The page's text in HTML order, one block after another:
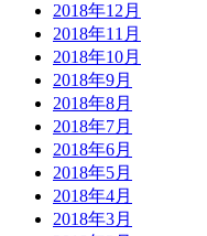
2018年12月
2018年11月
2018年10月
2018年9月
2018年8月
2018年7月
2018年6月
2018年5月
2018年4月
2018年3月